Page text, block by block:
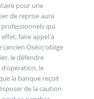
pour une
de reprise aura
qui
faire appel à
(ancien Oséo) oblige
le défendre
le
la banque reçoit
de la caution